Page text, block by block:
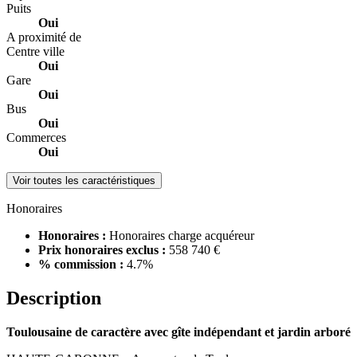
Puits
Oui
A proximité de
Centre ville
Oui
Gare
Oui
Bus
Oui
Commerces
Oui
Voir toutes les caractéristiques
Honoraires
Honoraires : Honoraires charge acquéreur
Prix honoraires exclus : 558 740 €
% commission : 4.7%
Description
Toulousaine de caractère avec gîte indépendant et jardin arboré